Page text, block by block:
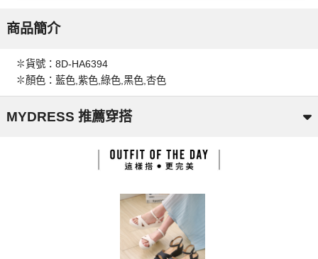
商品簡介
✽貨號：8D-HA6394
✽顏色：藍色,紫色,綠色,黑色,杏色
MYDRESS 推薦穿搭